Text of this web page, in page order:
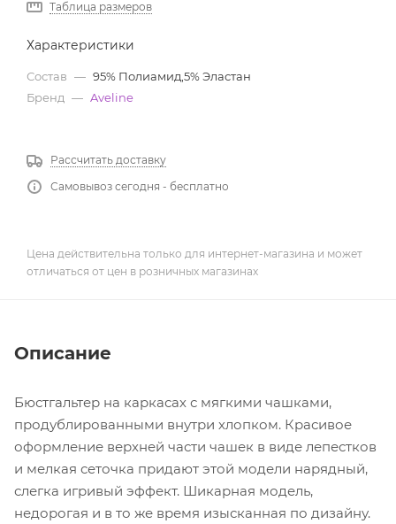
Таблица размеров
Характеристики
Состав — 95% Полиамид,5% Эластан
Бренд — Aveline
Рассчитать доставку
Самовывоз сегодня - бесплатно
Цена действительна только для интернет-магазина и может
отличаться от цен в розничных магазинах
Описание
Бюстгальтер на каркасах с мягкими чашками,
продублированными внутри хлопком. Красивое
оформление верхней части чашек в виде лепестков
и мелкая сеточка придают этой модели нарядный,
слегка игривый эффект. Шикарная модель,
недорогая и в то же время изысканная по дизайну.